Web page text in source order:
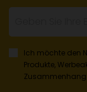
Ich möchte den
Produkte,
Zusammenhang